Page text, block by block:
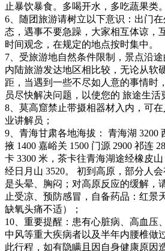
止暴饮暴食。多喝开水，多吃蔬果类。
6、随团旅游请树立以下意识：出门
态，遇事不要急躁，大家相互体谅，
时间观念，在规定的地点按时集中。
7、受旅游地自然条件限制，景点沿
内陆旅游发达地区相比较，无论从软
距，当遇到一些不尽如人意的事情时
员尽快解决问题，以使您的 旅途生活
8、莫高窟禁止带摄相器材入内，可
业讲解员；
9、青海甘肃各地海拔： 青海湖 3200
掖 1400 嘉峪关 1500 门源 2900 祁连
卡 3300 米，茶卡往青海湖途经橡皮
经日月山 3520。 初到高原，部分人
是头晕、胸闷；对高原反应的缓解，
止受凉、预防感冒，自备药品：红景
缺氧头痛不适）；
10、重要提醒：患有心脏病、高血压
中风等重大疾病者以及半年内腰椎做
此行程，如有隐瞒且因自身健康原因